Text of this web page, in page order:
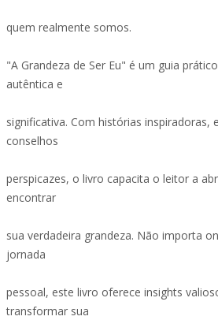
quem realmente somos.
"A Grandeza de Ser Eu" é um guia
autêntica e
significativa. Com histórias inspiradoras,
conselhos
perspicazes, o livro capacita o leitor a
encontrar
sua verdadeira grandeza. Não importa
jornada
pessoal, este livro oferece insights
transformar sua